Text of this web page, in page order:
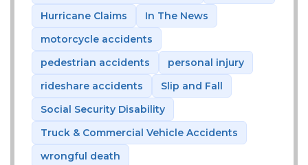
Hurricane Claims
In The News
motorcycle accidents
pedestrian accidents
personal injury
rideshare accidents
Slip and Fall
Social Security Disability
Truck & Commercial Vehicle Accidents
wrongful death